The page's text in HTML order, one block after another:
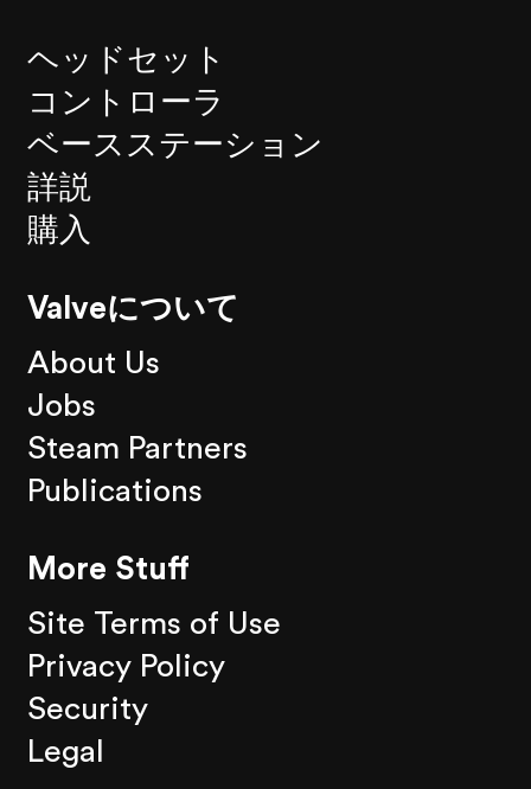
ヘッドセット
コントローラ
ベースステーション
詳説
購入
Valveについて
About Us
Jobs
Steam Partners
Publications
More Stuff
Site Terms of Use
Privacy Policy
Security
Legal